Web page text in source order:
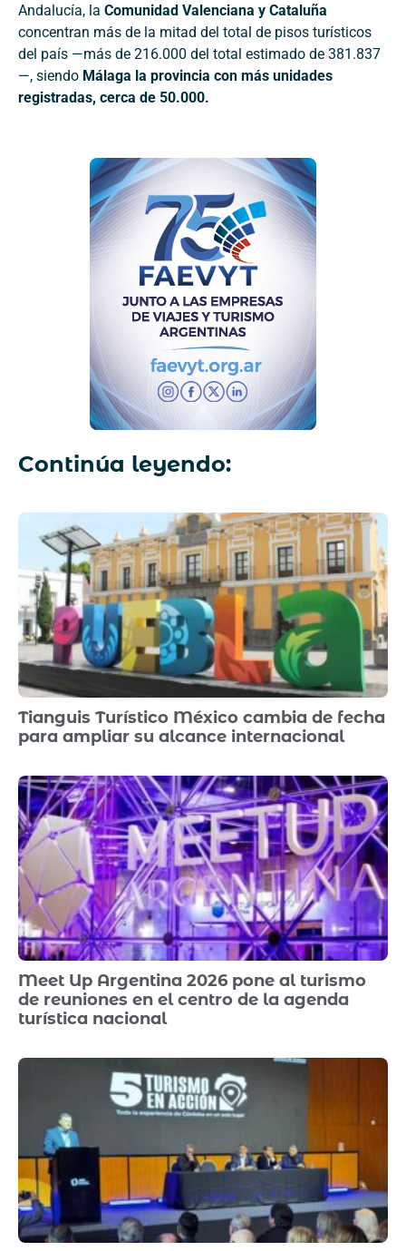
Andalucía, la Comunidad Valenciana y Cataluña
concentran más de la mitad del total de pisos turísticos
del país —más de 216.000 del total estimado de 381.837
—, siendo Málaga la provincia con más unidades
registradas, cerca de 50.000.
Continúa leyendo:
Tianguis Turístico México cambia de fecha
para ampliar su alcance internacional
Meet Up Argentina 2026 pone al turismo
de reuniones en el centro de la agenda
turística nacional